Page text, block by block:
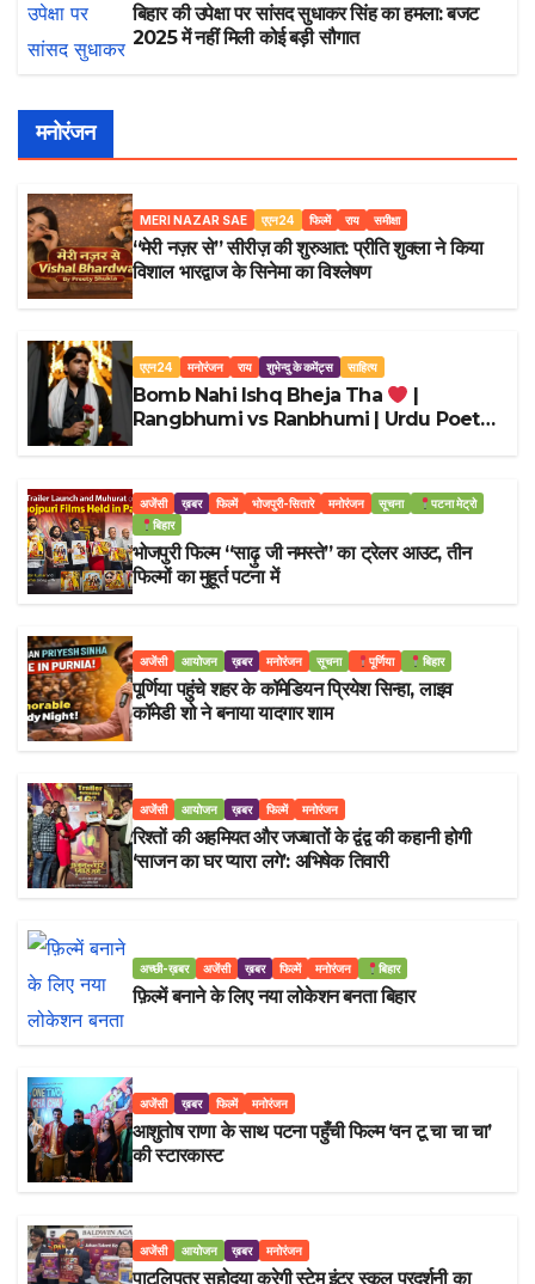
बिहार की उपेक्षा पर सांसद सुधाकर सिंह का हमला: बजट
2025 में नहीं मिली कोई बड़ी सौगात
मनोरंजन
MERI NAZAR SAE एएन24 फिल्में राय समीक्षा
“मेरी नज़र से” सीरीज़ की शुरुआत: प्रीति शुक्ला ने किया
विशाल भारद्वाज के सिनेमा का विश्लेषण
एएन24 मनोरंजन राय शुभेन्दु के कमेंट्स साहित्य
Bomb Nahi Ishq Bheja Tha
|
Rangbhumi vs Ranbhumi | Urdu Poetry
अजेंसी ख़बर फिल्में भोजपुरी-सितारे मनोरंजन सूचना
पटना मेट्रो
बिहार
भोजपुरी फिल्म “साढ़ु जी नमस्ते” का ट्रेलर आउट, तीन
फिल्मों का मुहूर्त पटना में
अजेंसी आयोजन ख़बर मनोरंजन सूचना पूर्णिया बिहार
पूर्णिया पहुंचे शहर के कॉमेडियन प्रियेश सिन्हा, लाइव
कॉमेडी शो ने बनाया यादगार शाम
अजेंसी आयोजन ख़बर फिल्में मनोरंजन
रिश्तों की अहमियत और जज्बातों के द्वंद्व की कहानी होगी
‘साजन का घर प्यारा लगे’: अभिषेक तिवारी
अच्छी-ख़बर अजेंसी ख़बर फिल्में मनोरंजन बिहार
फ़िल्में बनाने के लिए नया लोकेशन बनता बिहार
अजेंसी ख़बर फिल्में मनोरंजन
आशुतोष राणा के साथ पटना पहुँची फिल्म ‘वन टू चा चा चा’
की स्टारकास्ट
अजेंसी आयोजन ख़बर मनोरंजन
पाटलिपुत्र सहोदया करेगी स्टेम इंटर स्कूल प्रदर्शनी का